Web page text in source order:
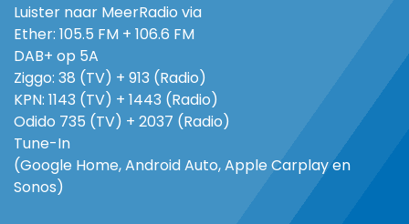
Luister naar MeerRadio via
Ether: 105.5 FM + 106.6 FM
DAB+ op 5A
Ziggo: 38 (TV) + 913 (Radio)
KPN: 1143 (TV) + 1443 (Radio)
Odido 735 (TV) + 2037 (Radio)
Tune-In
(Google Home, Android Auto, Apple Carplay en
Sonos)